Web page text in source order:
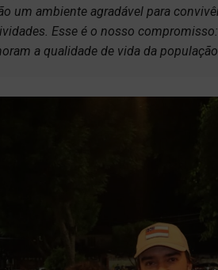
um ambiente agradável para
Esse é o nosso
a qualidade de vida da